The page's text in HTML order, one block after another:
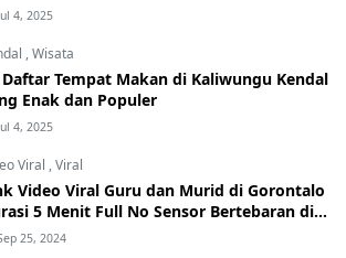
4, 2025
,Wisata
Daftar Tempat Makan di Kaliwungu Kendal
Enak dan Populer
4, 2025
Viral ,Viral
Video Viral Guru dan Murid di Gorontalo
5 Menit Full No Sensor Bertebaran di
Hati-Hati Phising!
25, 2024